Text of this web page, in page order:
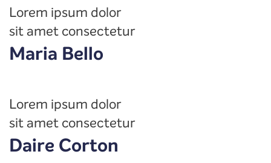
Lorem ipsum dolor
sit amet consectetur
Maria Bello
Lorem ipsum dolor
sit amet consectetur
Daire Corton